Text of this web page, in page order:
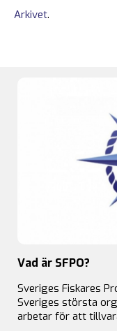
Arkivet.
Vad är SFPO?
Sveriges Fiskares
Sveriges största
arbetar för att